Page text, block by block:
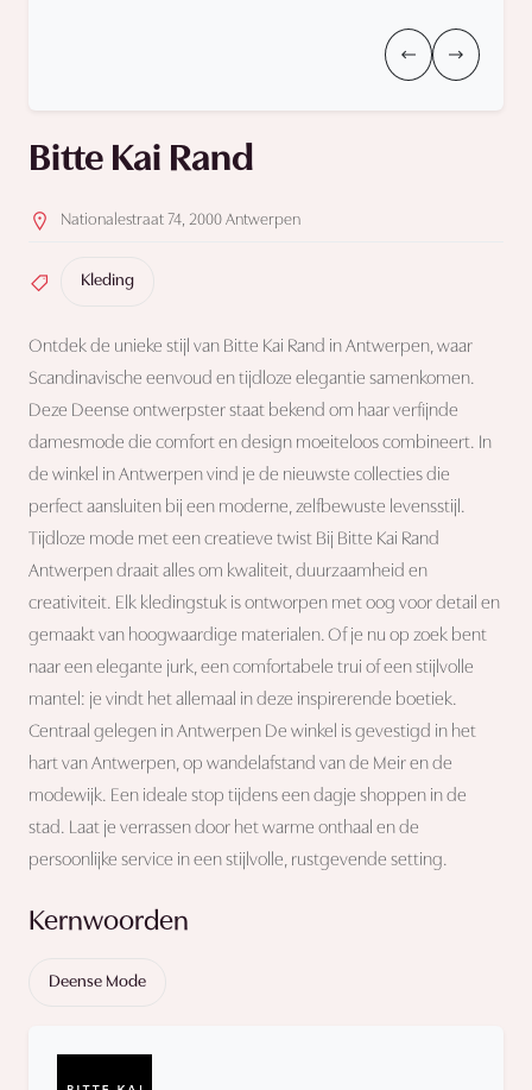
Bitte Kai Rand
Nationalestraat 74, 2000 Antwerpen
Kleding
Ontdek de unieke stijl van Bitte Kai Rand in Antwerpen, waar
Scandinavische eenvoud en tijdloze elegantie samenkomen.
Deze Deense ontwerpster staat bekend om haar verfijnde
damesmode die comfort en design moeiteloos combineert. In
de winkel in Antwerpen vind je de nieuwste collecties die
perfect aansluiten bij een moderne, zelfbewuste levensstijl.
Tijdloze mode met een creatieve twist Bij Bitte Kai Rand
Antwerpen draait alles om kwaliteit, duurzaamheid en
creativiteit. Elk kledingstuk is ontworpen met oog voor detail en
gemaakt van hoogwaardige materialen. Of je nu op zoek bent
naar een elegante jurk, een comfortabele trui of een stijlvolle
mantel: je vindt het allemaal in deze inspirerende boetiek.
Centraal gelegen in Antwerpen De winkel is gevestigd in het
hart van Antwerpen, op wandelafstand van de Meir en de
modewijk. Een ideale stop tijdens een dagje shoppen in de
stad. Laat je verrassen door het warme onthaal en de
persoonlijke service in een stijlvolle, rustgevende setting.
Kernwoorden
Deense Mode